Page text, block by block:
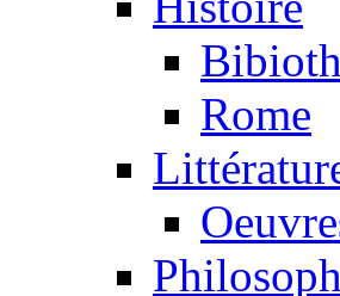
Rome